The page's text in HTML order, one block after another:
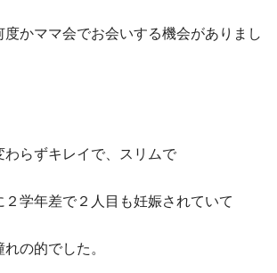
度かママ会でお会いする機会がありまし
わらずキレイで、スリムで
２学年差で２人目も妊娠されていて
の的でした。